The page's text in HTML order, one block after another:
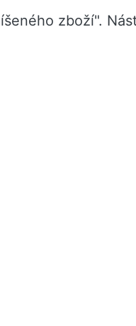
zboží".